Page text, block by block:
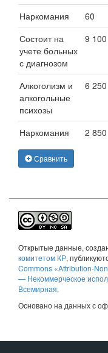
Наркомания 60
Состоит на
учете больных
с диагнозом
9 100
Алкоголизм и
алкогольные
психозы
6 250
Наркомания 2 850
Сравнить
Открытые данные,
комитетом КР,
Commons «Attribution-
— Некоммерческое
Всемирная.
Основано на данных с